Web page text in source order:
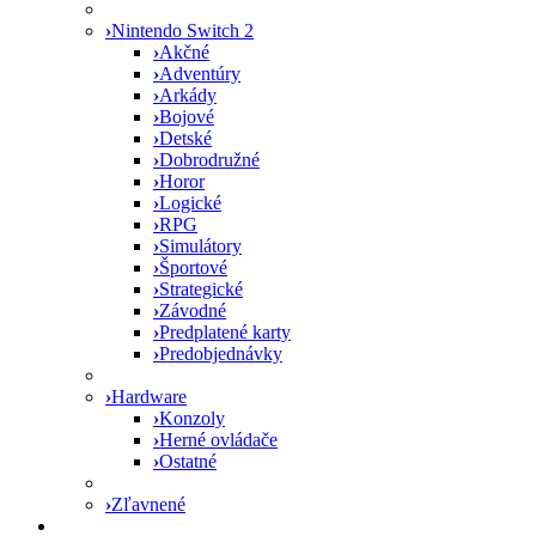
›Nintendo Switch 2
›Akčné
›Adventúry
›Arkády
›Bojové
›Detské
›Dobrodružné
›Horor
›Logické
›RPG
›Simulátory
›Športové
›Strategické
›Závodné
›Predplatené karty
›Predobjednávky
›Hardware
›Konzoly
›Herné ovládače
›Ostatné
›Zľavnené